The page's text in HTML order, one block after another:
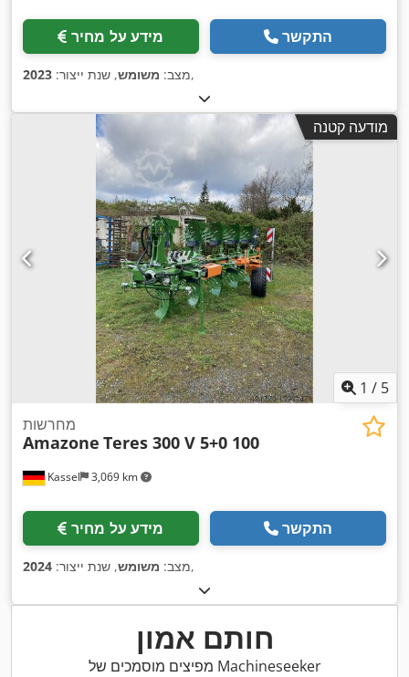
מידע על מחיר התקשר
מצב: משומש, שנת ייצור: 2023 ,
מודעה קטנה
1 / 5
Kassel 3,069 km
מחרשות
Amazone Teres 300 V 5+0 100
מידע על מחיר התקשר
מצב: משומש, שנת ייצור: 2024 ,
חותם אמון
מפיצים מוסמכים של Machineseeker